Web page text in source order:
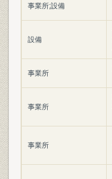
事業所;設備
設備
事業所
事業所
事業所